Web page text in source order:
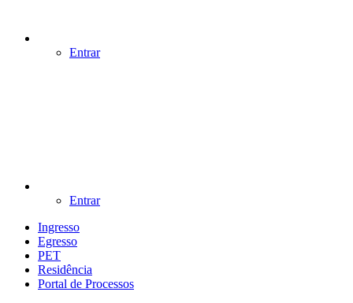
Entrar
Entrar
Ingresso
Egresso
PET
Residência
Portal de Processos